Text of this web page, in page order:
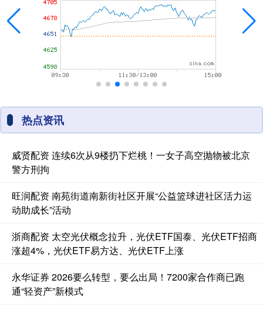
热点资讯
威贤配资 连续6次从9楼扔下烂桃！一女子高空抛物被北京
警方刑拘
旺润配资 南苑街道南新街社区开展“公益篮球进社区活力运
动助成长”活动
浙商配资 太空光伏概念拉升，光伏ETF国泰、光伏ETF招商
涨超4%，光伏ETF易方达、光伏ETF上涨
永华证券 2026要么转型，要么出局！7200家合作商已跑
通“轻资产”新模式